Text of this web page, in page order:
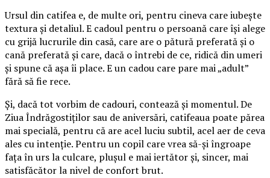
Ursul din catifea e, de multe ori, pentru cineva care iubește
textura și detaliul. E cadoul pentru o persoană care își alege
cu grijă lucrurile din casă, care are o pătură preferată și o
cană preferată și care, dacă o întrebi de ce, ridică din umeri
și spune că așa îi place. E un cadou care pare mai „adult”
fără să fie rece.
Și, dacă tot vorbim de cadouri, contează și momentul. De
Ziua Îndrăgostiților sau de aniversări, catifeaua poate părea
mai specială, pentru că are acel luciu subtil, acel aer de ceva
ales cu intenție. Pentru un copil care vrea să-și îngroape
fața în urs la culcare, plușul e mai iertător și, sincer, mai
satisfăcător la nivel de confort brut.